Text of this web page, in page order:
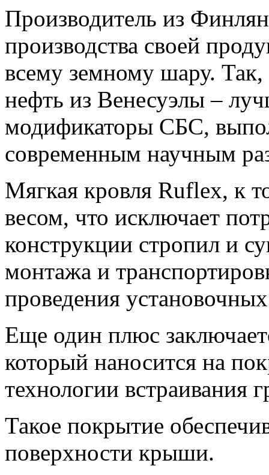
Производитель из
производства своей
всему земному шару. Так,
нефть из Венесуэлы –
модификаторы СБС,
современным научным
Мягкая кровля Ruflex, к
весом, что исключает
конструкции стропил и
монтажа и
проведения
Еще один плюс
который наносится на
технологии встраивания
Такое покрытие
поверхности крыши.